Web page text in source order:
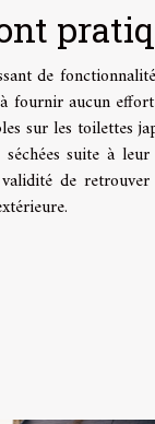
de
fournir aucun
sur les toilettes
suite à
de